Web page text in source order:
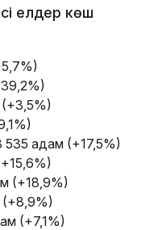
елдер көш
адам (+17,5%)
(+18,9%)
(+8,9%)
(+7,1%)